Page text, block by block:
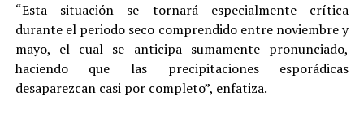
“Esta situación se tornará especialmente crítica
durante el periodo seco comprendido entre noviembre y
mayo, el cual se anticipa sumamente pronunciado,
haciendo que las precipitaciones esporádicas
desaparezcan casi por completo”, enfatiza.